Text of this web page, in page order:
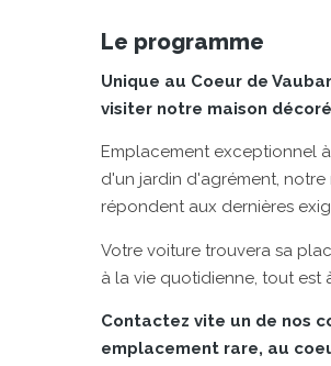
Le programme
Unique au Coeur de
visiter notre maison
Emplacement exceptionnel
d'un jardin d'agrément,
répondent aux dernières
Votre voiture trouvera sa
à la vie quotidienne, tout est
Contactez vite un de nos
emplacement rare, au